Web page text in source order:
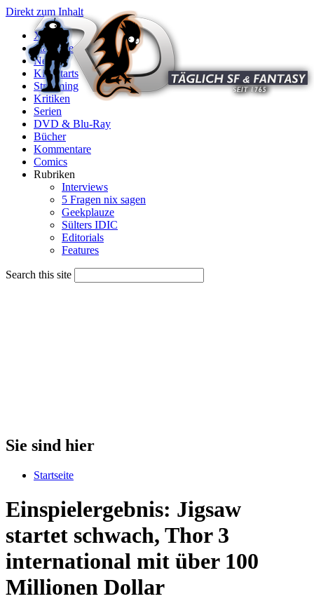
Direkt zum Inhalt
X
Startseite
News
Kinostarts
Streaming
Kritiken
Serien
DVD & Blu-Ray
Bücher
Kommentare
Comics
Rubriken
Interviews
5 Fragen nix sagen
Geekplauze
Sülters IDIC
Editorials
Features
Search this site
Sie sind hier
Startseite
Einspielergebnis: Jigsaw
startet schwach, Thor 3
international mit über 100
Millionen Dollar